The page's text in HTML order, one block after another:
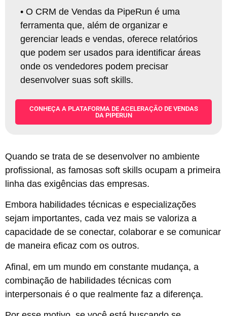
• O CRM de Vendas da PipeRun é uma
ferramenta que, além de organizar e
gerenciar leads e vendas, oferece relatórios
que podem ser usados para identificar áreas
onde os vendedores podem precisar
desenvolver suas soft skills.
CONHEÇA A PLATAFORMA DE ACELERAÇÃO DE VENDAS
DA PIPERUN
Quando se trata de se desenvolver no ambiente
profissional, as famosas soft skills ocupam a primeira
linha das exigências das empresas.
Embora habilidades técnicas e especializações
sejam importantes, cada vez mais se valoriza a
capacidade de se conectar, colaborar e se comunicar
de maneira eficaz com os outros.
Afinal, em um mundo em constante mudança, a
combinação de habilidades técnicas com
interpersonais é o que realmente faz a diferença.